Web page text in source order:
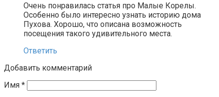
Очень понравилась статья про Малые Корелы.
Особенно было интересно узнать историю дома
Пухова. Хорошо, что описана возможность
посещения такого удивительного места.
Ответить
Добавить комментарий
Имя *